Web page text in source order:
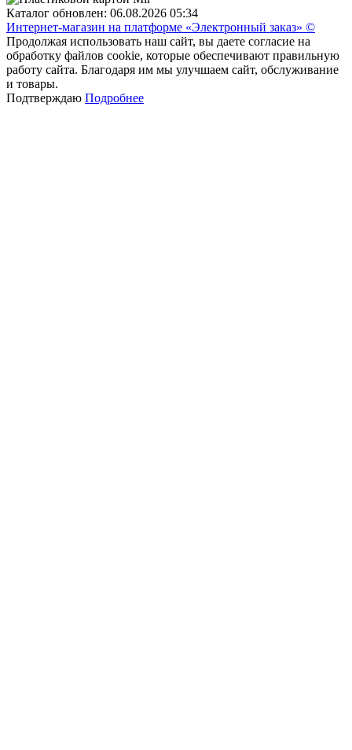
Каталог обновлен: 06.08.2026 05:34
Интернет-магазин на платформе «Электронный заказ» ©
Продолжая использовать наш сайт, вы даете согласие на
обработку файлов cookie, которые обеспечивают правильную
работу сайта. Благодаря им мы улучшаем сайт, обслуживание
и товары.
Подтверждаю Подробнее